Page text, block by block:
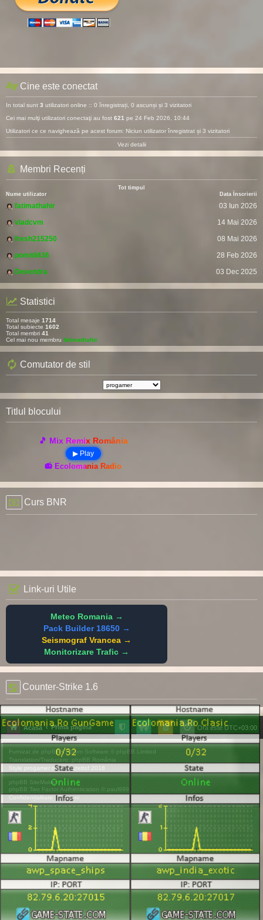
Cine este conectat
In total sunt 3 utilizatori online :: 0 înregistrați, 0 ascunși și 3 vizitatori
Cei mai mulţi utilizatori conectaţi au fost 621 pe 24 Feb 2026, 10:44
Utilizatori ce ce navighează pe acest forum: Niciun utilizator înregistrat și 3 vizitatori
Vezi detalii
Membri Recenți
Tot timpul
Nume utilizator
Data Înscrierii
fatimathahir
03 Iun 2026
vladcvm
14 Mai 2026
fresh215250
08 Mai 2026
pomitil436
28 Feb 2026
Devendra
03 Dec 2025
Statistici
Total mesaje 1714
Total subiecte 1602
Total membri 41
Cel mai nou membru fatimathahir
Comutator de stil
Titlul blocului
🎵 Mix Remix România
▶ Play
📻 Ecolomania Radio
Curs BNR
Link-uri Utile
Meteo Romania →
Pack Builder 18650 →
Seismograf Vrancea →
Monitorizare Trafic →
Counter-Strike 1.6
Acasă Prima pagină Ora este UTC+03:00
Furnizat de phpBB® Forum Software © phpBB Limited
Translation/Traducere: phpBB România
Style progamer de ©Mazeltof 2018
phpBB SiteMaker
phpBB Two Factor Authentication © paul999
Confidențialitate |Termeni